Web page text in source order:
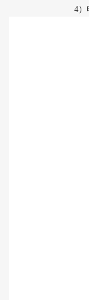
4）